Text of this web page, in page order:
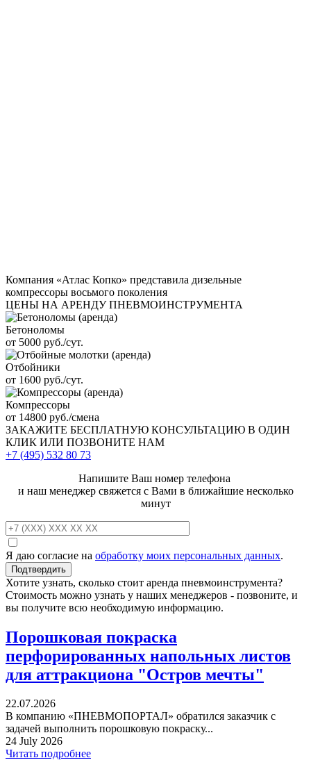
Компания «Атлас Копко» представила дизельные
компрессоры восьмого поколения
ЦЕНЫ НА АРЕНДУ ПНЕВМОИНСТРУМЕНТА
Бетоноломы
от 5000 руб./сут.
Отбойники
от 1600 руб./сут.
Компрессоры
от 14800 руб./смена
ЗАКАЖИТЕ БЕСПЛАТНУЮ КОНСУЛЬТАЦИЮ В ОДИН
КЛИК ИЛИ ПОЗВОНИТЕ НАМ
+7 (495) 532 80 73
Напишите Ваш номер телефона
и наш менеджер свяжется с Вами в ближайшие несколько
минут
Я даю согласие на обработку моих персональных данных.
Хотите узнать, сколько стоит аренда пневмоинструмента?
Стоимость можно узнать у наших менеджеров - позвоните, и
вы получите всю необходимую информацию.
Порошковая покраска
перфорированных напольных листов
для аттракциона "Остров мечты"
22.07.2026
В компанию «ПНЕВМОПОРТАЛ» обратился заказчик с
задачей выполнить порошковую покраску...
24 July 2026
Читать подробнее